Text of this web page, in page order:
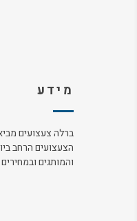
מידע
ברלה צעצועים
הצעצועים הרחב
והמותגים